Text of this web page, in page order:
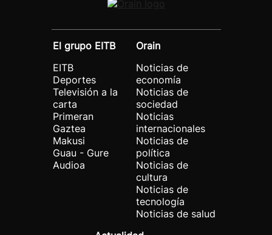
El grupo EITB
EITB
Deportes
Televisión a la
carta
Primeran
Gaztea
Makusi
Guau - Gure
Audioa
Orain
Noticias de
economía
Noticias de
sociedad
Noticias
internacionales
Noticias de
política
Noticias de
cultura
Noticias de
tecnología
Noticias de salud